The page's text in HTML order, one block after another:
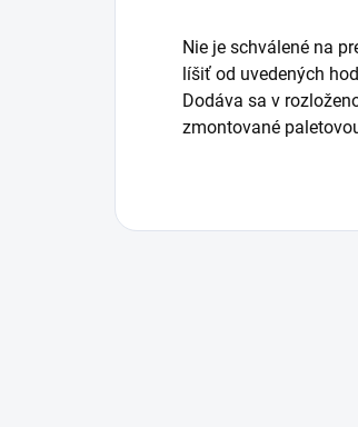
Nie je schválené na
líšiť od uvedených
Dodáva sa v
zmontované